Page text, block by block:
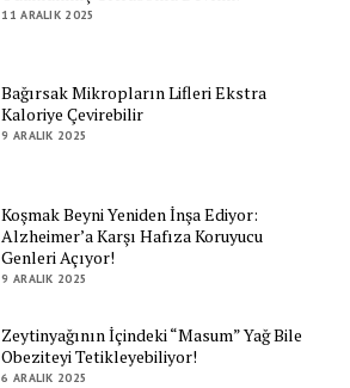
11 ARALIK 2025
Bağırsak Mikropların Lifleri Ekstra
Kaloriye Çevirebilir
9 ARALIK 2025
Koşmak Beyni Yeniden İnşa Ediyor:
Alzheimer’a Karşı Hafıza Koruyucu
Genleri Açıyor!
9 ARALIK 2025
Zeytinyağının İçindeki “Masum” Yağ Bile
Obeziteyi Tetikleyebiliyor!
6 ARALIK 2025